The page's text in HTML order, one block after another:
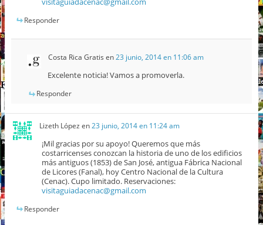
Responder
Costa Rica Gratis en23 junio, 2014 en 11:06 am
Excelente noticia! Vamos a promoverla.
Responder
Lizeth López en23 junio, 2014 en 11:24 am
¡Mil gracias por su apoyo! Queremos que más
costarricenses conozcan la historia de uno de los edificios
más antiguos (1853) de San José, antigua Fábrica Nacional
de Licores (Fanal), hoy Centro Nacional de la Cultura
(Cenac). Cupo limitado. Reservaciones:
visitaguiadacenac@gmail.com
Responder